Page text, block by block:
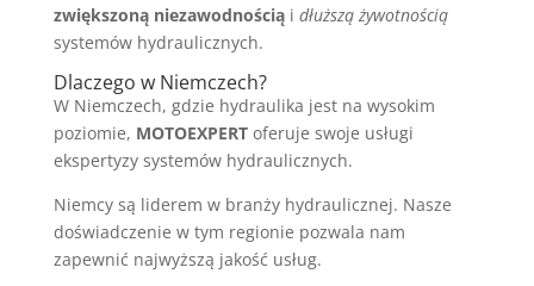
zwiększoną niezawodnościąi dłuższą żywotnością
systemów hydraulicznych.
Dlaczego w Niemczech?
W Niemczech, gdzie hydraulika jest na wysokim
poziomie, MOTOEXPERToferuje swoje usługi
ekspertyzy systemów hydraulicznych.
Niemcy są liderem w branży hydraulicznej. Nasze
doświadczenie w tym regionie pozwala nam
zapewnić najwyższą jakość usług.